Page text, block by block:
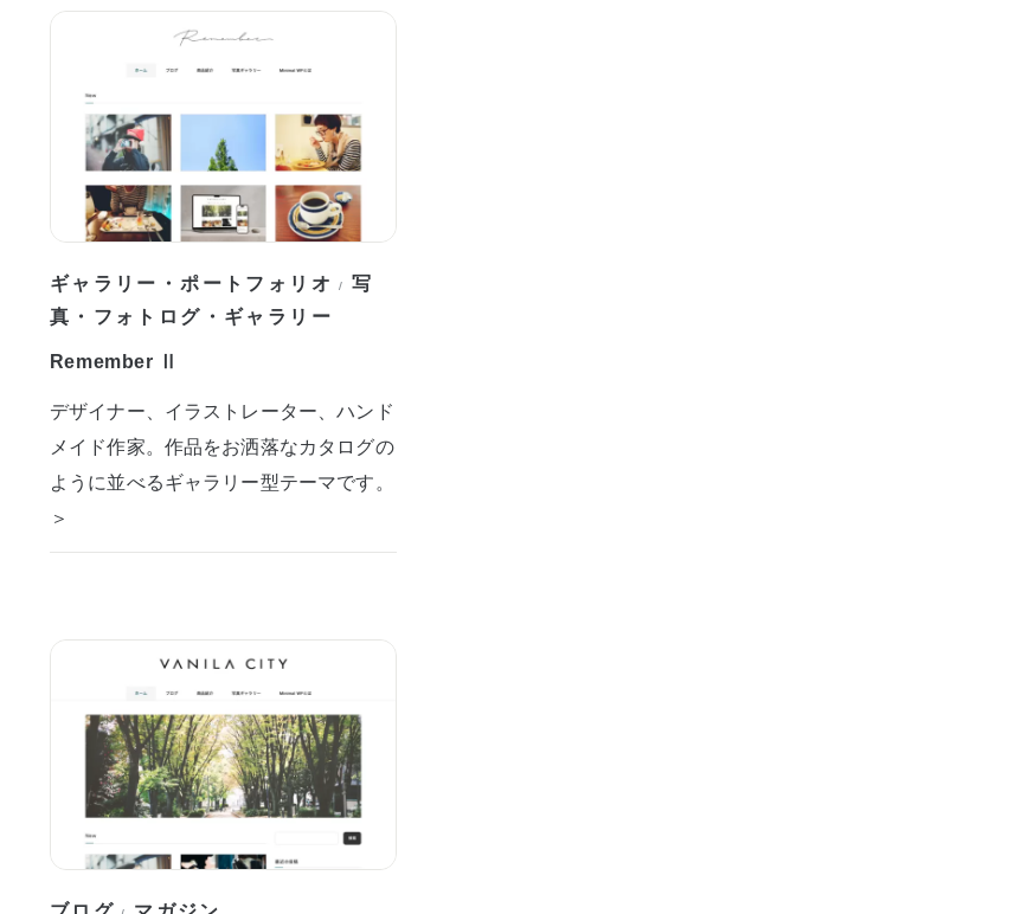
ギャラリー・ポートフォリオ /写
真・フォトログ・ギャラリー
Remember Ⅱ
デザイナー、イラストレーター、ハンド
メイド作家。作品をお洒落なカタログの
ように並べるギャラリー型テーマです。
＞